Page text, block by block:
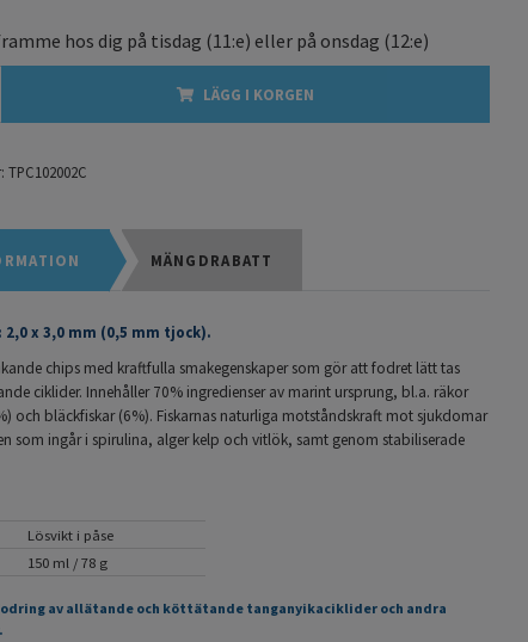
hos dig på tisdag (11:e) eller på onsdag (12:e)
LÄGG I KORGEN
TPC102002C
MÄNGDRABATT
2,0 x 3,0 mm (0,5 mm tjock).
chips med kraftfulla smakegenskaper som gör att fodret lätt tas
ciklider. Innehåller 70% ingredienser av marint ursprung, bl.a. räkor
och bläckfiskar (6%). Fiskarnas naturliga motståndskraft mot sjukdomar
som ingår i spirulina, alger kelp och vitlök, samt genom stabiliserade
Lösvikt i påse
150 ml / 78 g
av allätande och köttätande tanganyikaciklider och andra